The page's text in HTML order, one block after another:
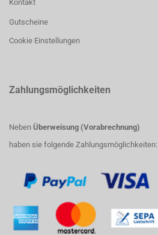
Kontakt
Gutscheine
Cookie Einstellungen
Zahlungsmöglichkeiten
Neben Überweisung (Vorabrechnung)
haben sie folgende Zahlungsmöglichkeiten: